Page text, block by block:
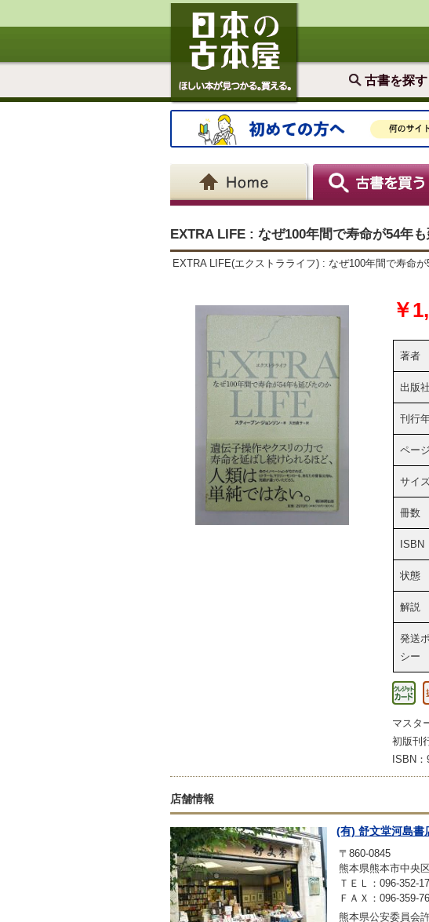
古書を探す
EXTRA LIFE : なぜ100年間で寿命が54年
EXTRA LIFE(エクストラライフ) : なぜ100年間で寿命
￥
著者
出版社
刊行
ペー
サイ
冊数
ISBN
状態
解説
発送
シー
マスタ
初版刊
ISBN：
店舗情報
(有) 舒文堂河島書
〒860-0845
熊本県熊本市中央
ＴＥＬ：096-352-
ＦＡＸ：096-359-
熊本県公安委員会